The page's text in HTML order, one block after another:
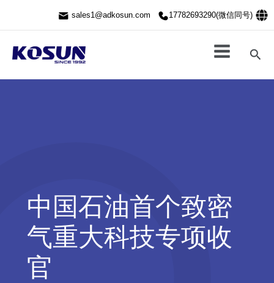
sales1@adkosun.com 17782693290(微信同号)
搜
索
中国石油首个致密
气重大科技专项收
官